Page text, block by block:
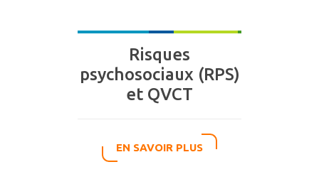
Risques
psychosociaux (RPS)
et QVCT
EN SAVOIR PLUS